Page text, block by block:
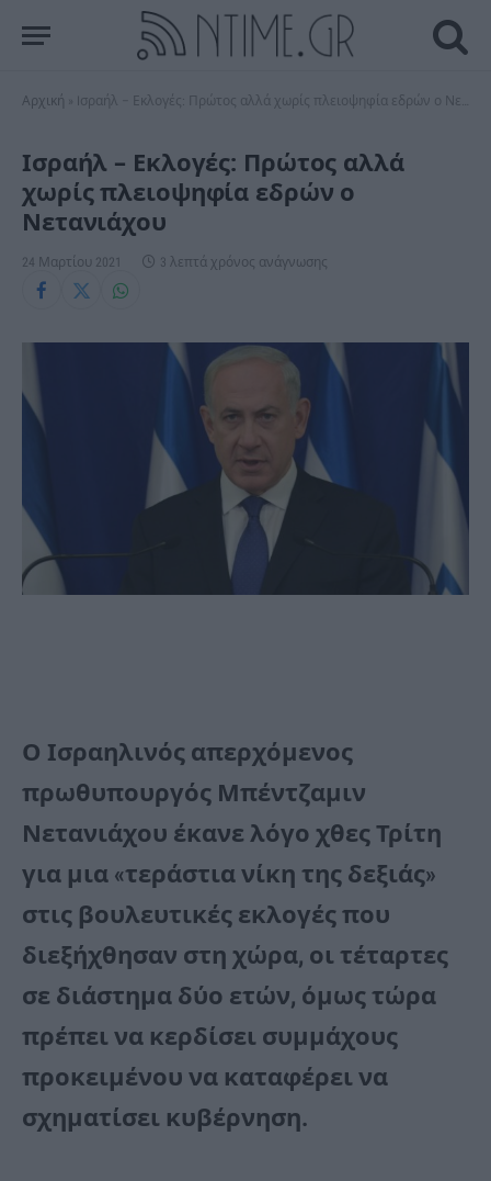
Αρχική Iσραήλ – Εκλογές: Πρώτος αλλά χωρίς πλειοψηφία εδρών ο Νετανιάχου
Iσραήλ – Εκλογές: Πρώτος αλλά
χωρίς πλειοψηφία εδρών ο
Νετανιάχου
24 Μαρτίου 2021 3 λεπτά χρόνος ανάγνωσης
Ο Ισραηλινός απερχόμενος
πρωθυπουργός Μπέντζαμιν
Νετανιάχου έκανε λόγο χθες Τρίτη
για μια «τεράστια νίκη της δεξιάς»
στις βουλευτικές εκλογές που
διεξήχθησαν στη χώρα, οι τέταρτες
σε διάστημα δύο ετών, όμως τώρα
πρέπει να κερδίσει συμμάχους
προκειμένου να καταφέρει να
σχηματίσει κυβέρνηση.